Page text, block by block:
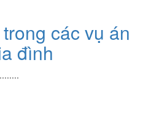
các vụ án
đình